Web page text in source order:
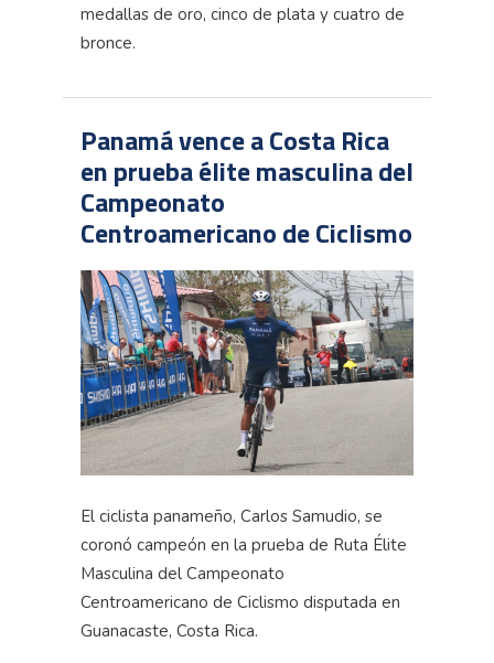
medallas de oro, cinco de plata y cuatro de
bronce.
Panamá vence a Costa Rica
en prueba élite masculina del
Campeonato
Centroamericano de Ciclismo
El ciclista panameño, Carlos Samudio, se
coronó campeón en la prueba de Ruta Élite
Masculina del Campeonato
Centroamericano de Ciclismo disputada en
Guanacaste, Costa Rica.